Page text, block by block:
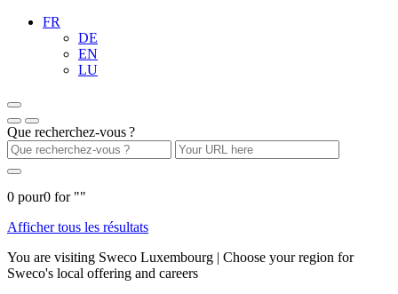
FR
DE
EN
LU
Que recherchez-vous ?
0 pour0 for ""
Afficher tous les résultats
You are visiting Sweco Luxembourg | Choose your region for
Sweco's local offering and careers